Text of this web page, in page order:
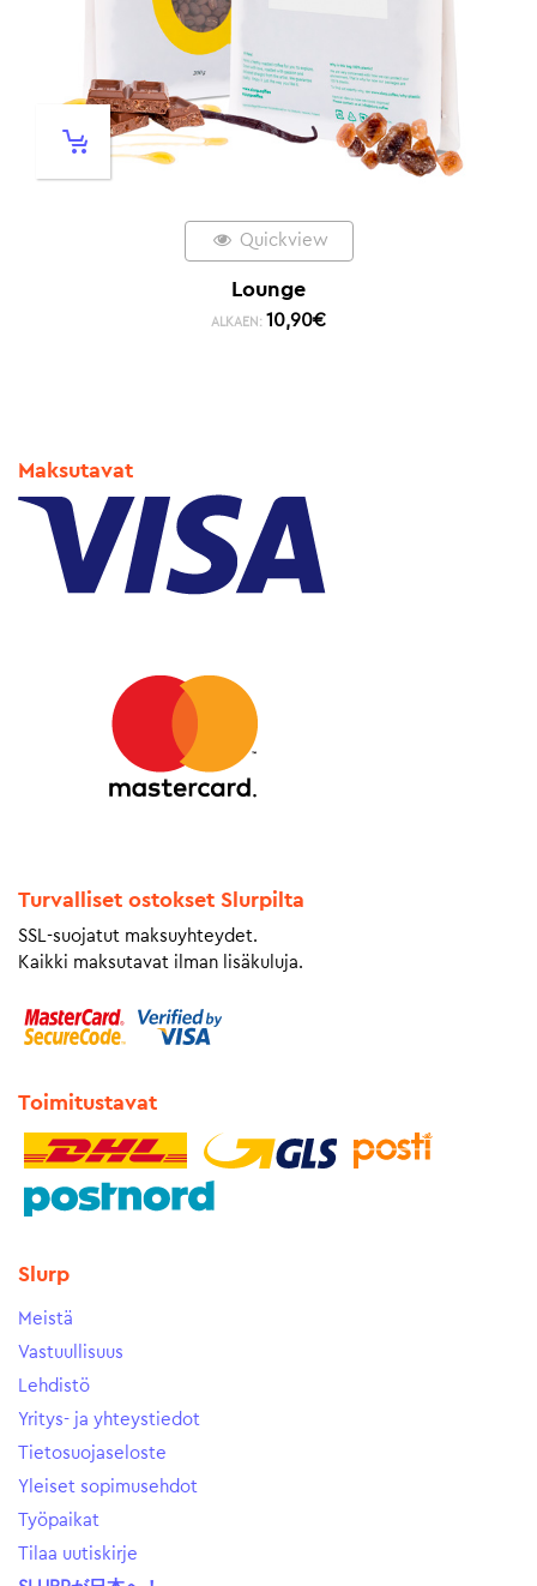
Quickview
Lounge
ALKAEN: 10,90€
Maksutavat
Turvalliset ostokset Slurpilta
SSL-suojatut maksuyhteydet.
Kaikki maksutavat ilman lisäkuluja.
Toimitustavat
Slurp
Meistä
Vastuullisuus
Lehdistö
Yritys- ja yhteystiedot
Tietosuojaseloste
Yleiset sopimusehdot
Työpaikat
Tilaa uutiskirje